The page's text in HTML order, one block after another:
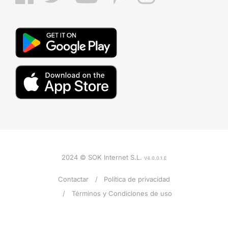
2024 © SOK Internet S.L. V4.0.0.1.E
Contactar
Política de privacidad
Términos y Condiciones de uso